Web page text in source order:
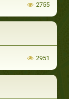
2755
2951